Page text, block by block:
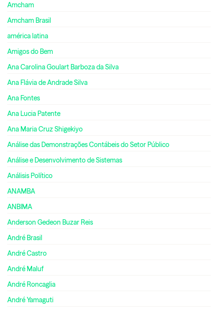
Amcham
Amcham Brasil
américa latina
Amigos do Bem
Ana Carolina Goulart Barboza da Silva
Ana Flávia de Andrade Silva
Ana Fontes
Ana Lucia Patente
Ana Maria Cruz Shigekiyo
Análise das Demonstrações Contábeis do Setor Público
Análise e Desenvolvimento de Sistemas
Análisis Político
ANAMBA
ANBIMA
Anderson Gedeon Buzar Reis
André Brasil
André Castro
André Maluf
André Roncaglia
André Yamaguti